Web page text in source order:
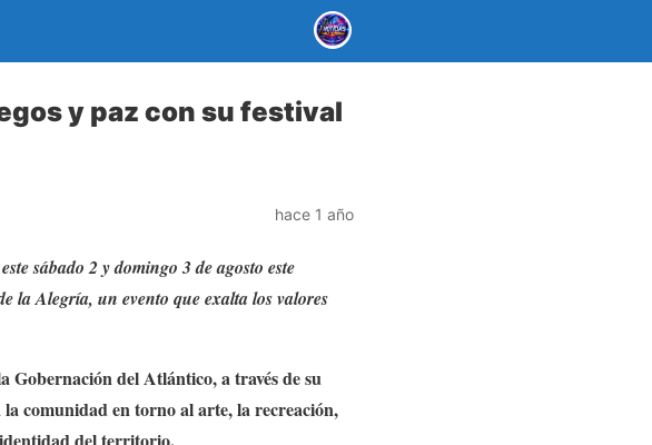
y paz con su festival
hace 1 año
sábado 2 y domingo 3 de agosto este
la Alegría, un evento que exalta los valores
Gobernación del Atlántico, a través de su
comunidad en torno al arte, la recreación,